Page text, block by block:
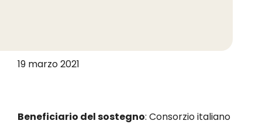
19 marzo 2021
Beneficiario del sostegno: Consorzio italiano